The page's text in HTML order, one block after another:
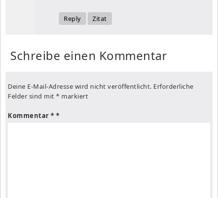
Reply Zitat
Schreibe einen Kommentar
Deine E-Mail-Adresse wird nicht veröffentlicht. Erforderliche
Felder sind mit * markiert
Kommentar *